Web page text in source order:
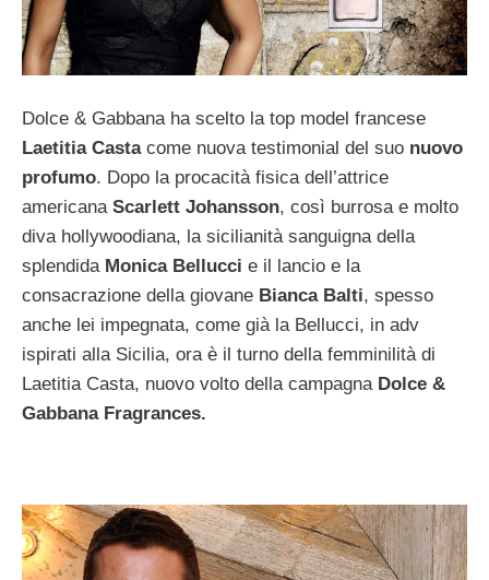
Dolce & Gabbana ha scelto la top model francese
Laetitia Castacome nuova testimonial del suo nuovo
profumo. Dopo la procacità fisica dell’attrice
americana Scarlett Johansson, così burrosa e molto
diva hollywoodiana, la sicilianità sanguigna della
splendida Monica Bellucci e il lancio e la
consacrazione della giovane Bianca Balti, spesso
anche lei impegnata, come già la Bellucci, in adv
ispirati alla Sicilia, ora è il turno della femminilità di
Laetitia Casta, nuovo volto della campagna Dolce &
Gabbana Fragrances.